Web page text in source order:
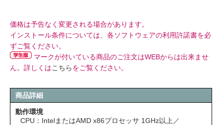
価格は予告なく変更される場合があります。
インストール条件については、各ソフトウェアの利用許諾書を必
ずご覧ください。
マークが付いている商品のご注文はWEBからは出来ませ
ん。詳しくはこちらをご覧ください。
商品詳細
動作環境
CPU：IntelまたはAMD x86プロセッサ 1GHz以上／